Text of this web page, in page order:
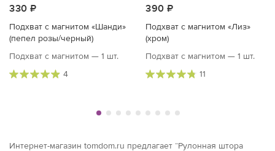
330 ₽
Подхват с магнитом «Шанди»
(пепел розы/черный)
Подхват с магнитом — 1 шт.
4
390 ₽
Подхват с магнитом «Лиз»
(хром)
Подхват с магнитом — 1 шт.
11
Интернет-магазин tomdom.ru предлагает “Рулонная штора